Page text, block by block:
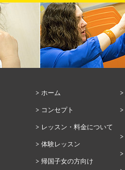
ホーム
コンセプト
レッスン・料金について
体験レッスン
帰国子女の方向け